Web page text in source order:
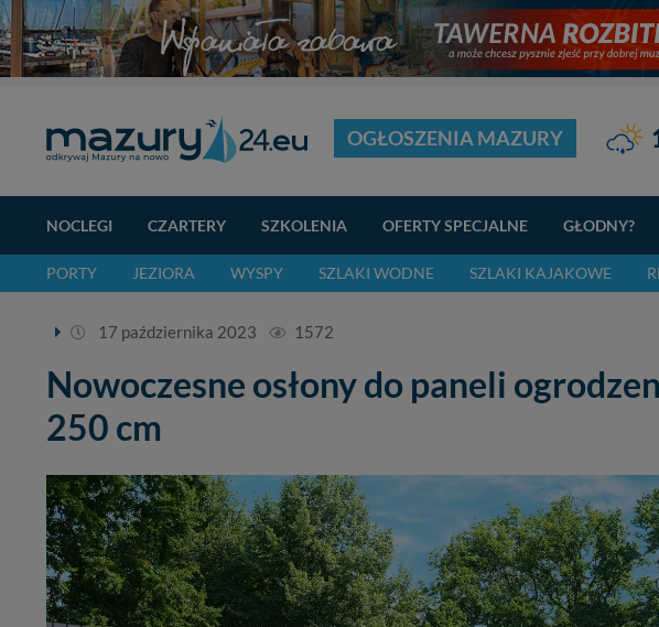
OGŁOSZENIA MAZURY
NOCLEGI CZARTERY SZKOLENIA OFERTY SPECJALNE GŁODNY?
PORTY JEZIORA WYSPY SZLAKI WODNE SZLAKI KAJAKOWE
17 października 2023 1572
Nowoczesne osłony do paneli
250 cm